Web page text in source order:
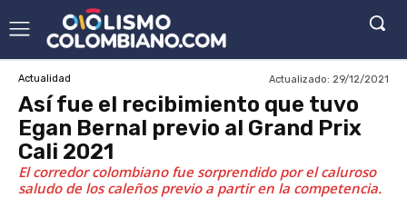
Actualidad Actualizado: 29/12/2021
Así fue el recibimiento que tuvo
Egan Bernal previo al Grand Prix
Cali 2021
El corredor colombiano fue sorprendido por el caluroso
saludo de los caleños previo a partir en la competencia.